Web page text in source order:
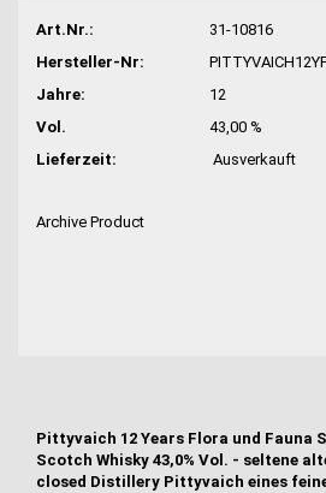
Art.Nr.:
31-10816
Hersteller-Nr:
Jahre:
12
Vol.
43,00 %
Lieferzeit:
Ausverkauft
Archive Product
Pittyvaich 12 Years Flora und Fauna
Scotch Whisky 43,0% Vol. - seltene
closed Distillery Pittyvaich eines